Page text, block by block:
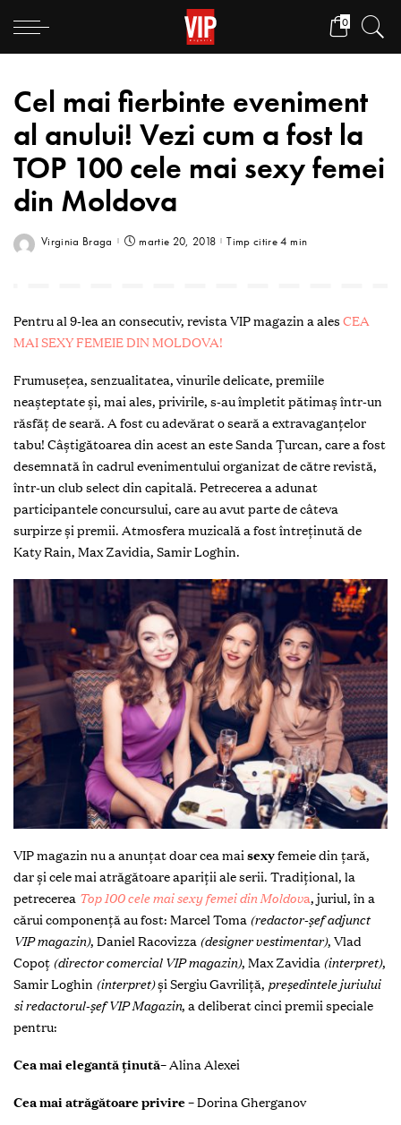
0
Cel mai fierbinte eveniment
al anului! Vezi cum a fost la
TOP 100 cele mai sexy femei
din Moldova
Virginia Braga martie 20, 2018 Timp citire 4 min
Pentru al 9-lea an consecutiv, revista VIP magazin a ales CEA
MAI SEXY FEMEIE DIN MOLDOVA!
Frumusețea, senzualitatea, vinurile delicate, premiile
neașteptate și, mai ales, privirile, s-au împletit pătimaș într-un
răsfăț de seară. A fost cu adevărat o seară a extravaganțelor
tabu! Câștigătoarea din acest an este Sanda Țurcan, care a fost
desemnată în cadrul evenimentului organizat de către revistă,
într-un club select din capitală. Petrecerea a adunat
participantele concursului, care au avut parte de câteva
surpirze și premii. Atmosfera muzicală a fost întreținută de
Katy Rain, Max Zavidia, Samir Loghin.
VIP magazin nu a anunțat doar cea mai sexyfemeie din țară,
dar și cele mai atrăgătoare apariții ale serii. Tradițional, la
petrecerea Top 100 cele mai sexy femei din Moldova, juriul, în a
cărui componență au fost: Marcel Toma (redactor-șef adjunct
VIP magazin), Daniel Racovizza (designer vestimentar), Vlad
Copoț (director comercial VIP magazin), Max Zavidia (interpret),
Samir Loghin (interpret)și Sergiu Gavriliță, președintele juriului
si redactorul-șef VIP Magazin, a deliberat cinci premii speciale
pentru:
Cea mai elegantă ținută– Alina Alexei
Cea mai atrăgătoare privire– Dorina Gherganov